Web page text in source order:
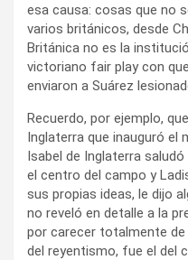
esa causa: cosas que no
varios británicos, desde
Británica no es la
victoriano fair play con
enviaron a Suárez
Recuerdo, por ejemplo,
Inglaterra que inauguró el
Isabel de Inglaterra
el centro del campo y
sus propias ideas, le dijo
no reveló en detalle a la
por carecer totalmente
del reyentismo, fue el del